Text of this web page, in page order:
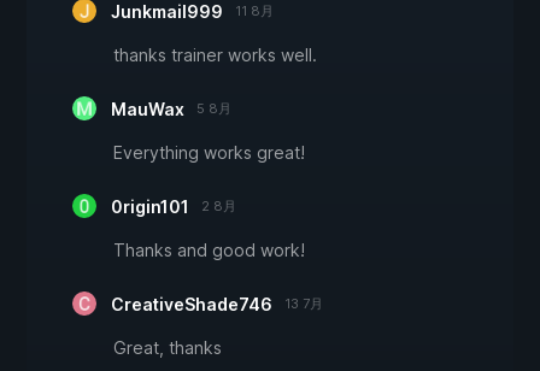
Junkmail999 11 8月
thanks trainer works well.
MauWax 5 8月
Everything works great!
0rigin101 2 8月
Thanks and good work!
CreativeShade746 13 7月
Great, thanks